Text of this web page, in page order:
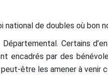
national de doubles où bon
Certains
par des
être les amener à venir